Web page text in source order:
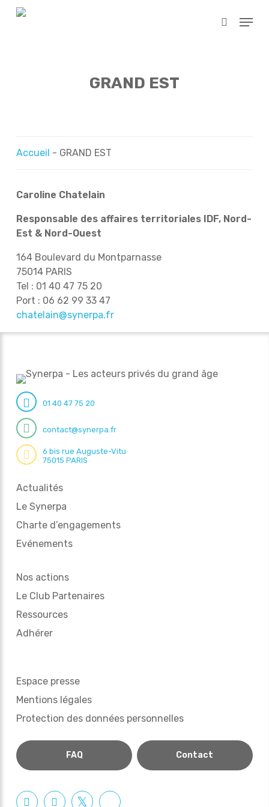
Skip
search
Menu
GRAND EST
Accueil - GRAND EST
Caroline Chatelain
Responsable des affaires territoriales IDF, Nord-
Est & Nord-Ouest
164 Boulevard du Montparnasse
75014 PARIS
Tel : 01 40 47 75 20
Port : 06 62 99 33 47
chatelain@synerpa.fr
01 40 47 75 20
contact@synerpa.fr
6 bis rue Auguste-Vitu
75015 PARIS
Actualités
Le Synerpa
Charte d’engagements
Evénements
Nos actions
Le Club Partenaires
Ressources
Adhérer
Espace presse
Mentions légales
Protection des données personnelles
FAQ Contact